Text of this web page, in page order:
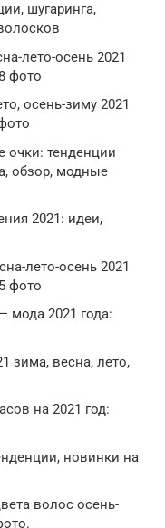
шугаринга,
лето-осень 2021
фото
осень-зиму 2021
тенденции
обзор, модные
2021: идеи,
лето-осень 2021
фото
мода 2021 года:
зима, весна, лето,
на 2021 год:
новинки на
волос осень-